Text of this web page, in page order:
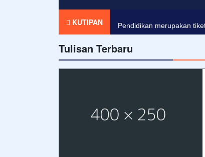
KUTIPAN
Tulisan Terbaru